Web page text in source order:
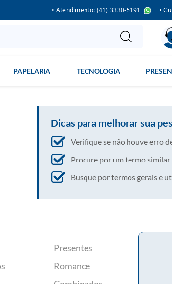
• Atendimento: (41) 3330-5191 •
PAPELARIA TECNOLOGIA
Dicas para melhorar sua
Verifique se não houve erro
Procure por um termo
Busque por termos gerais e
Presentes
Romance